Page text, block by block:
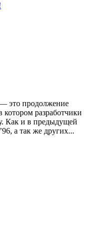
это продолжение
разработчики
Как и в предыдущей
а так же других...